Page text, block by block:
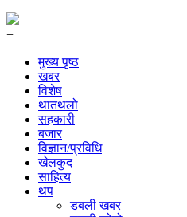
+
मुख्य पृष्ठ
खबर
विशेष
थातथलो
सहकारी
बजार
विज्ञान/प्रविधि
खेलकुद
साहित्य
थप
डबली खबर